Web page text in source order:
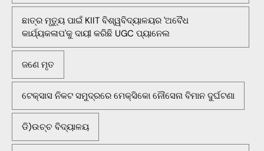
ଛାତ୍ର ମୃତ୍ୟୁ ପାଇଁ KIIT ବିଶ୍ୱବିଦ୍ୟାଳୟର 'ଅବୈଧ
କାର୍ଯ୍ୟକଳାପ'କୁ ଦାୟୀ କରିଛି UGC ପ୍ୟାନେଲ
ଜଣେ ମୃତ
ଟେକ୍ସାସ ନିକଟ ସମୁଦ୍ରରେ ମେକ୍ସିକୋ ନୌସେନା ବିମାନ ଦୁର୍ଘଟଣା
ଡି)ଉଚ୍ଚ ବିଦ୍ୟାଳୟ